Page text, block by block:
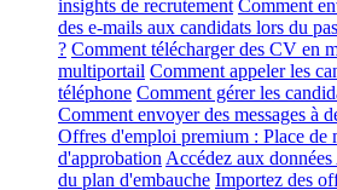
insights de recrutement Comment
des e-mails aux candidats lors du
? Comment télécharger des CV en
multiportail Comment appeler les
téléphone Comment gérer les
Comment envoyer des messages à
Offres d'emploi premium : Place de
d'approbation Accédez aux
du plan d'embauche Importez des